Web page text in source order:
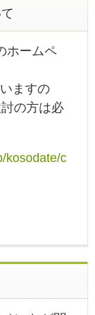
ホームペ
ますの
の方は必
kosodate/c